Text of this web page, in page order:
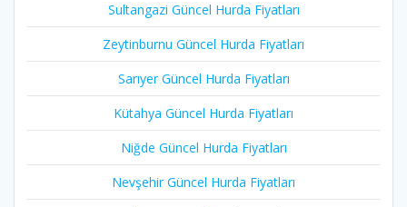
Sultangazi Güncel Hurda Fiyatları
Zeytinburnu Güncel Hurda Fiyatları
Sarıyer Güncel Hurda Fiyatları
Kütahya Güncel Hurda Fiyatları
Niğde Güncel Hurda Fiyatları
Nevşehir Güncel Hurda Fiyatları